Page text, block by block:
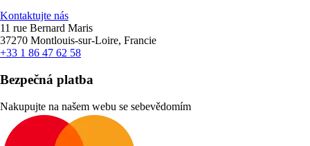
Kontaktujte nás
11 rue Bernard Maris
37270 Montlouis-sur-Loire, Francie
+33 1 86 47 62 58
Bezpečná platba
Nakupujte na našem webu se sebevědomím